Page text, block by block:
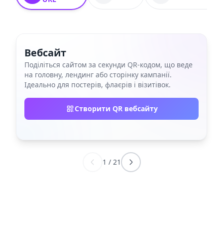
Вебсайт
Поділіться сайтом за секунди QR‑кодом, що веде
на головну, лендинг або сторінку кампанії.
Ідеально для постерів, флаєрів і візитівок.
Створити QR вебсайту
1 / 21